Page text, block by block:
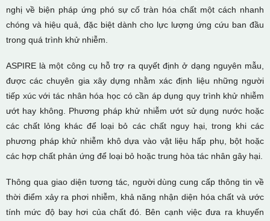
nghị về biện pháp ứng phó sự cố tràn hóa chất một cách nhanh
chóng và hiệu quả, đặc biệt dành cho lực lượng ứng cứu ban đầu
trong quá trình khử nhiễm.
ASPIRE là một công cụ hỗ trợ ra quyết định ở dạng nguyên mẫu,
được các chuyên gia xây dựng nhằm xác định liệu những người
tiếp xúc với tác nhân hóa học có cần áp dụng quy trình khử nhiễm
ướt hay không. Phương pháp khử nhiễm ướt sử dụng nước hoặc
các chất lỏng khác để loại bỏ các chất nguy hại, trong khi các
phương pháp khử nhiễm khô dựa vào vật liệu hấp phụ, bột hoặc
các hợp chất phản ứng để loại bỏ hoặc trung hòa tác nhân gây hại.
Thông qua giao diện tương tác, người dùng cung cấp thông tin về
thời điểm xảy ra phơi nhiễm, khả năng nhận diện hóa chất và ước
tính mức độ bay hơi của chất đó. Bên cạnh việc đưa ra khuyến